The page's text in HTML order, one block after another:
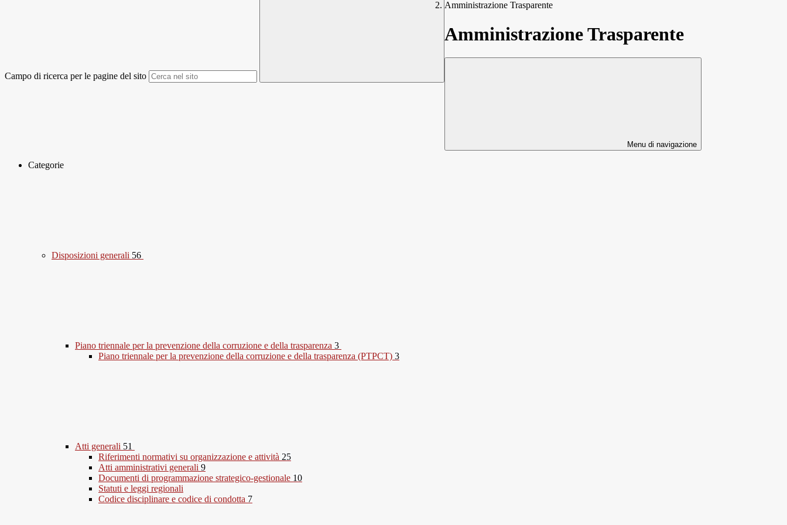
Campo di ricerca per le pagine del sito
Amministrazione Trasparente
Amministrazione Trasparente
Menu di navigazione
Categorie
Disposizioni generali 56
Piano triennale per la prevenzione della corruzione e della trasparenza 3
Piano triennale per la prevenzione della corruzione e della trasparenza (PTPCT) 3
Atti generali 51
Riferimenti normativi su organizzazione e attività 25
Atti amministrativi generali 9
Documenti di programmazione strategico-gestionale 10
Statuti e leggi regionali
Codice disciplinare e codice di condotta 7